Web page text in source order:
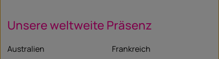
Unsere weltweite Präsenz
Australien
Frankreich